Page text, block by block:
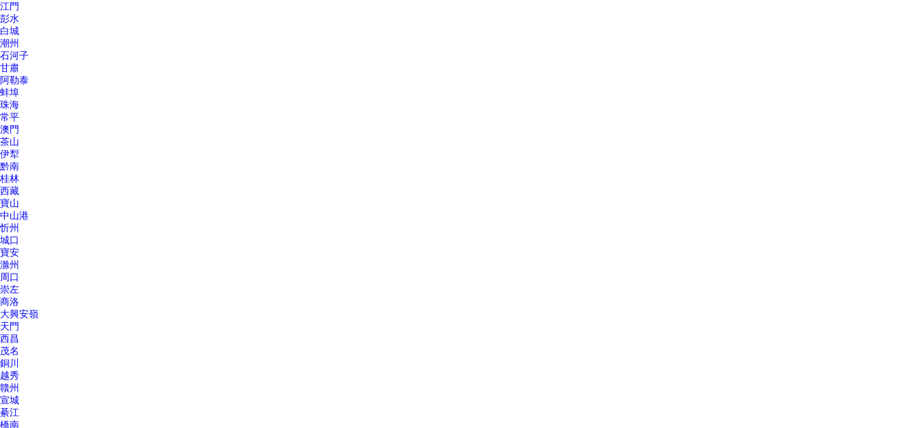
江門
彭水
白城
潮州
石河子
甘肅
阿勒泰
蚌埠
珠海
常平
澳門
茶山
伊犁
黔南
桂林
西藏
寶山
中山港
忻州
城口
寶安
滁州
周口
崇左
商洛
大興安嶺
天門
西昌
茂名
銅川
越秀
贛州
宣城
綦江
橋南